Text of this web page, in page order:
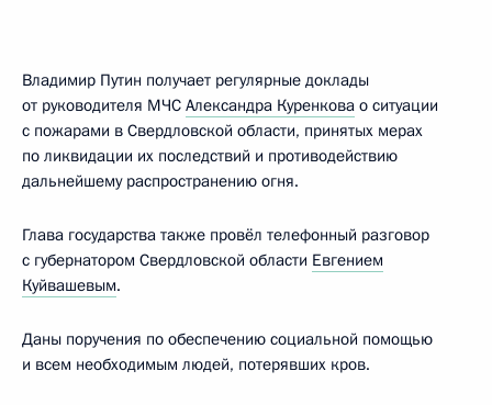
Владимир Путин получает регулярные доклады
от руководителя МЧС Александра Куренкова о ситуации
с пожарами в Свердловской области, принятых мерах
по ликвидации их последствий и противодействию
дальнейшему распространению огня.
Глава государства также провёл телефонный разговор
с губернатором Свердловской области Евгением
Куйвашевым.
Даны поручения по обеспечению социальной помощью
и всем необходимым людей, потерявших кров.